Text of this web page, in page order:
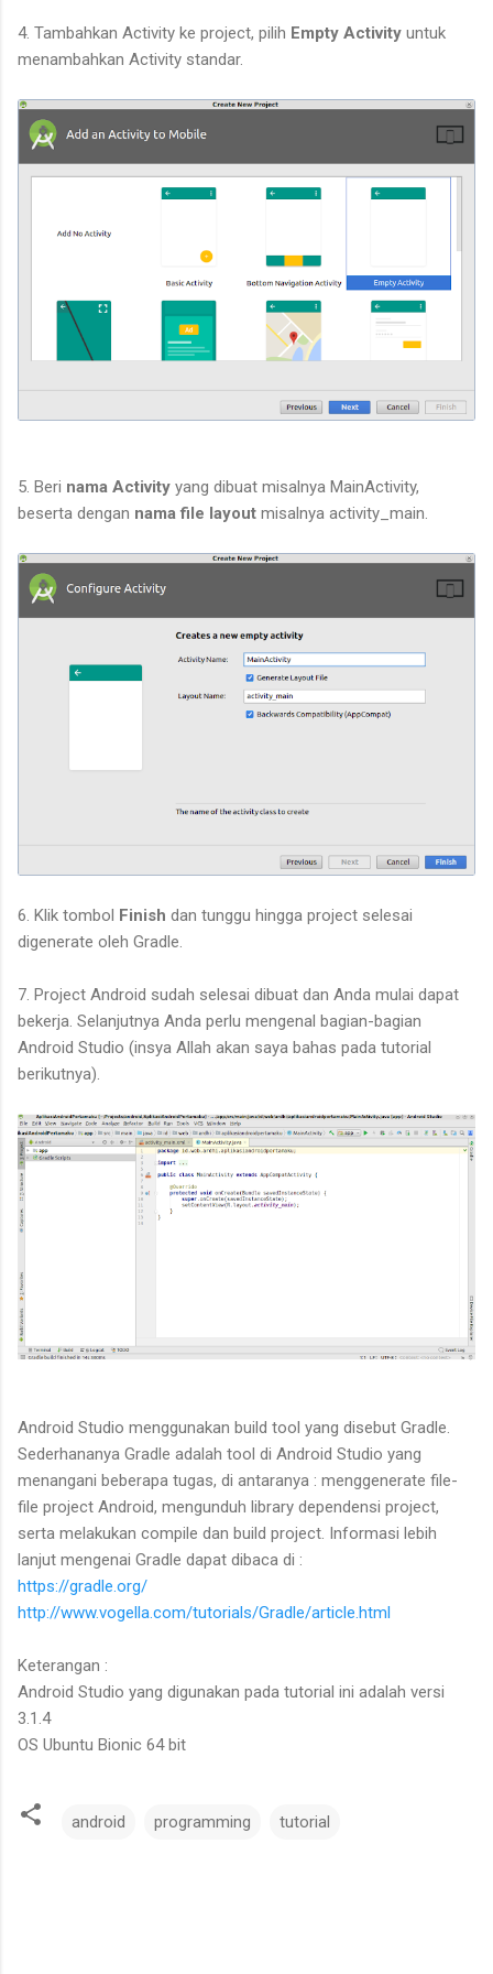
4. Tambahkan Activity ke project, pilih Empty Activity untuk
menambahkan Activity standar.
5. Beri nama Activity yang dibuat misalnya MainActivity,
beserta dengan nama file layout misalnya activity_main.
6. Klik tombol Finish dan tunggu hingga project selesai
digenerate oleh Gradle.
7. Project Android sudah selesai dibuat dan Anda mulai dapat
bekerja. Selanjutnya Anda perlu mengenal bagian-bagian
Android Studio (insya Allah akan saya bahas pada tutorial
berikutnya).
Android Studio menggunakan build tool yang disebut Gradle.
Sederhananya Gradle adalah tool di Android Studio yang
menangani beberapa tugas, di antaranya : menggenerate file-
file project Android, mengunduh library dependensi project,
serta melakukan compile dan build project. Informasi lebih
lanjut mengenai Gradle dapat dibaca di :
https://gradle.org/
http://www.vogella.com/tutorials/Gradle/article.html
Keterangan :
Android Studio yang digunakan pada tutorial ini adalah versi
3.1.4
OS Ubuntu Bionic 64 bit
android programming tutorial